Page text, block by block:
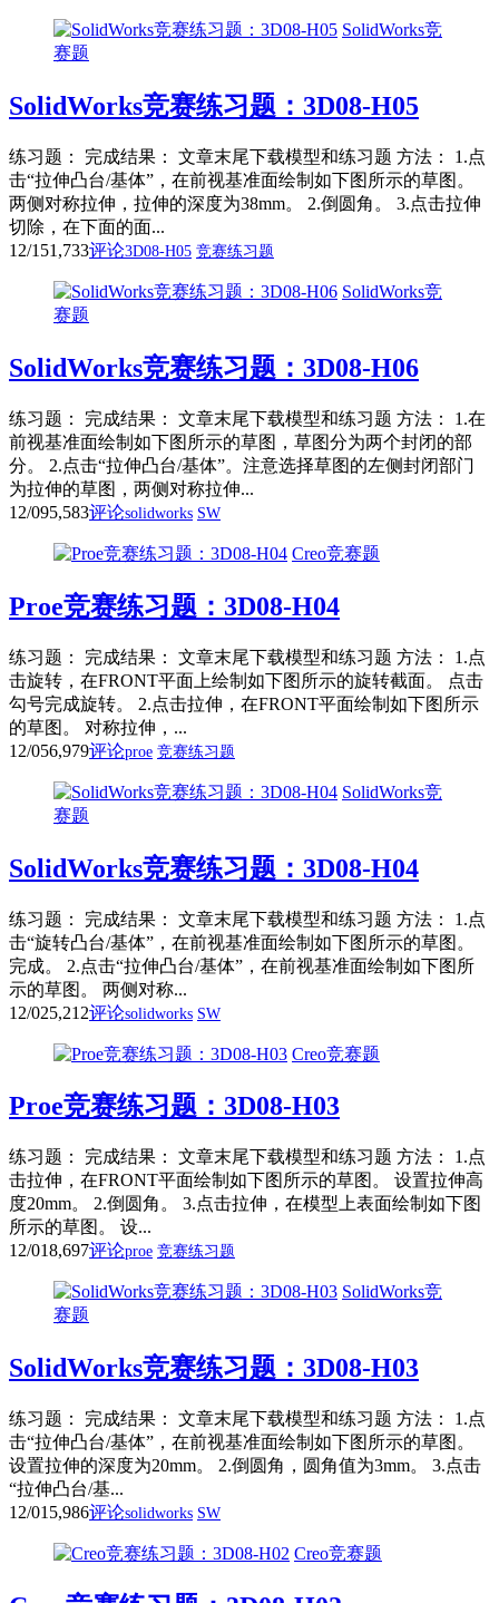
SolidWorks竞
赛题
SolidWorks竞赛练习题：3D08-H05
练习题： 完成结果： 文章末尾下载模型和练习题 方法： 1.点
击“拉伸凸台/基体”，在前视基准面绘制如下图所示的草图。
两侧对称拉伸，拉伸的深度为38mm。 2.倒圆角。 3.点击拉伸
切除，在下面的面...
12/151,733评论3D08-H05 竞赛练习题
SolidWorks竞
赛题
SolidWorks竞赛练习题：3D08-H06
练习题： 完成结果： 文章末尾下载模型和练习题 方法： 1.在
前视基准面绘制如下图所示的草图，草图分为两个封闭的部
分。 2.点击“拉伸凸台/基体”。注意选择草图的左侧封闭部门
为拉伸的草图，两侧对称拉伸...
12/095,583评论solidworks SW
Creo竞赛题
Proe竞赛练习题：3D08-H04
练习题： 完成结果： 文章末尾下载模型和练习题 方法： 1.点
击旋转，在FRONT平面上绘制如下图所示的旋转截面。 点击
勾号完成旋转。 2.点击拉伸，在FRONT平面绘制如下图所示
的草图。 对称拉伸，...
12/056,979评论proe 竞赛练习题
SolidWorks竞
赛题
SolidWorks竞赛练习题：3D08-H04
练习题： 完成结果： 文章末尾下载模型和练习题 方法： 1.点
击“旋转凸台/基体”，在前视基准面绘制如下图所示的草图。
完成。 2.点击“拉伸凸台/基体”，在前视基准面绘制如下图所
示的草图。 两侧对称...
12/025,212评论solidworks SW
Creo竞赛题
Proe竞赛练习题：3D08-H03
练习题： 完成结果： 文章末尾下载模型和练习题 方法： 1.点
击拉伸，在FRONT平面绘制如下图所示的草图。 设置拉伸高
度20mm。 2.倒圆角。 3.点击拉伸，在模型上表面绘制如下图
所示的草图。 设...
12/018,697评论proe 竞赛练习题
SolidWorks竞
赛题
SolidWorks竞赛练习题：3D08-H03
练习题： 完成结果： 文章末尾下载模型和练习题 方法： 1.点
击“拉伸凸台/基体”，在前视基准面绘制如下图所示的草图。
设置拉伸的深度为20mm。 2.倒圆角，圆角值为3mm。 3.点击
“拉伸凸台/基...
12/01 5,986评论solidworks SW
Creo竞赛题